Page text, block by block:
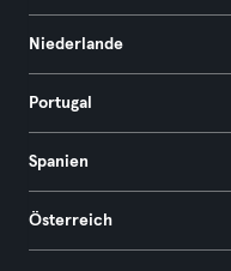
Niederlande
Portugal
Spanien
Österreich